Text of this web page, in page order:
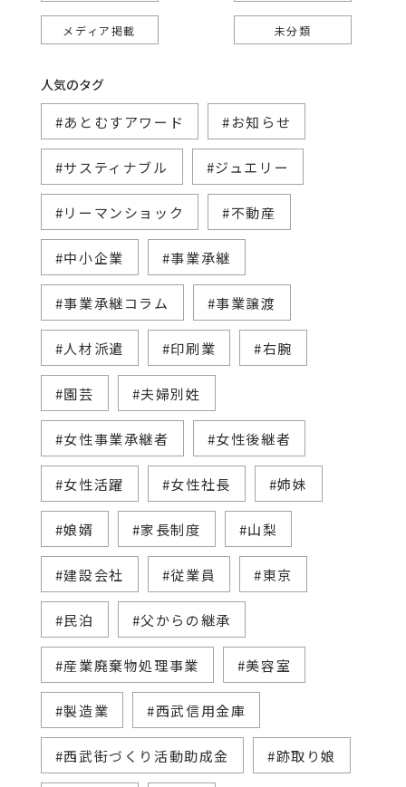
メディア掲載 未分類
人気のタグ
#あとむすアワード #お知らせ
#サスティナブル #ジュエリー
#リーマンショック #不動産
#中小企業 #事業承継
#事業承継コラム #事業譲渡
#人材派遣 #印刷業 #右腕
#園芸 #夫婦別姓
#女性事業承継者 #女性後継者
#女性活躍 #女性社長 #姉妹
#娘婿 #家長制度 #山梨
#建設会社 #従業員 #東京
#民泊 #父からの継承
#産業廃棄物処理事業 #美容室
#製造業 #西武信用金庫
#西武街づくり活動助成金 #跡取り娘